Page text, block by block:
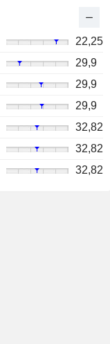
22,25
29,9
29,9
29,9
32,82
32,82
32,82